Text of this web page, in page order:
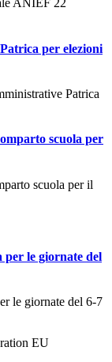
ANIEF 22
per elezioni
Patrica
scuola per
scuola per il
per le giornate del
le giornate del 6-7